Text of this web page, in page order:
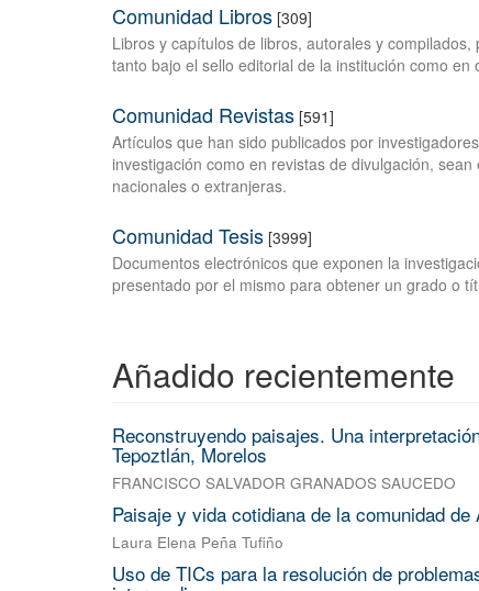
Comunidad Libros [309]
Libros y capítulos de libros, autorales y
tanto bajo el sello editorial de la institución como
Comunidad Revistas [591]
Artículos que han sido publicados por
investigación como en revistas de divulgación,
nacionales o extranjeras.
Comunidad Tesis [3999]
Documentos electrónicos que exponen la
presentado por el mismo para obtener un grado o
Añadido recientemente
Reconstruyendo paisajes. Una
Tepoztlán, Morelos
FRANCISCO SALVADOR GRANADOS SAUCEDO
Paisaje y vida cotidiana de la comunidad
Laura Elena Peña Tufiño
Uso de TICs para la resolución de